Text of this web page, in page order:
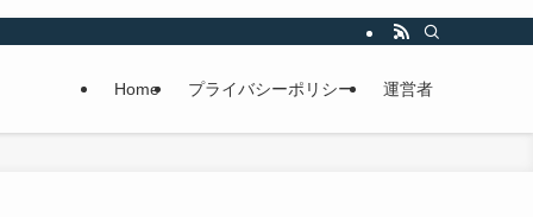
Home プライバシーポリシー 運営者